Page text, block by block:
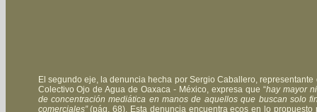
El segundo eje, la denuncia hecha por Sergio Caballero, representante
Colectivo Ojo de Agua de Oaxaca - México, expresa que “hay mayor
de concentración mediática en manos de aquellos que buscan solo
comerciales”(pág. 68). Esta denuncia encuentra ecos en lo propuesto